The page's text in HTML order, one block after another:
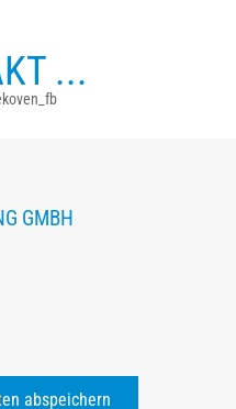
...
GMBH
abspeichern